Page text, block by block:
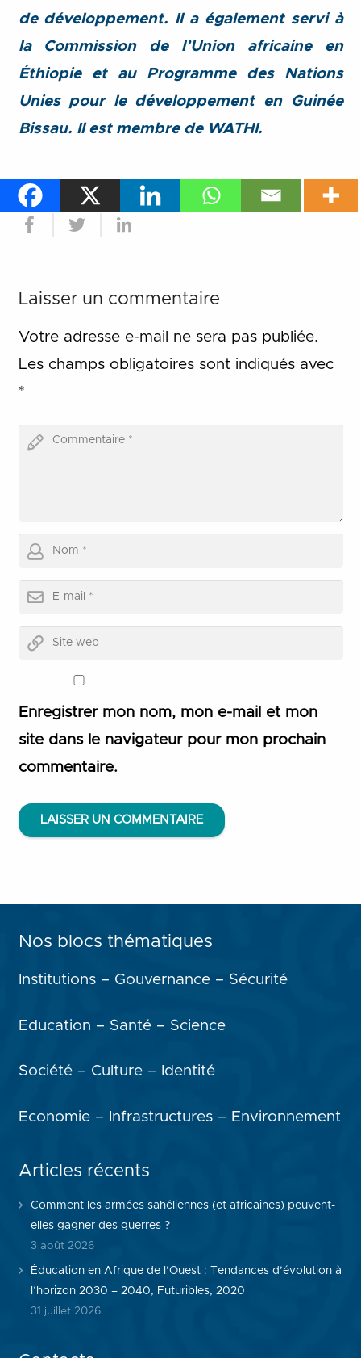
de développement. Il a également servi à
la Commission de l’Union africaine en
Éthiopie et au Programme des Nations
Unies pour le développement en Guinée
Bissau. Il est membre de WATHI.
Laisser un commentaire
Votre adresse e-mail ne sera pas publiée.
Les champs obligatoires sont indiqués avec
*
Enregistrer mon nom, mon e-mail et mon
site dans le navigateur pour mon prochain
commentaire.
LAISSER UN COMMENTAIRE
Nos blocs thématiques
Institutions – Gouvernance – Sécurité
Education – Santé – Science
Société – Culture – Identité
Economie – Infrastructures – Environnement
Articles récents
Comment les armées sahéliennes (et africaines) peuvent-
elles gagner des guerres ?
3 août 2026
Éducation en Afrique de l’Ouest : Tendances d’évolution à
l’horizon 2030 – 2040, Futuribles, 2020
31 juillet 2026